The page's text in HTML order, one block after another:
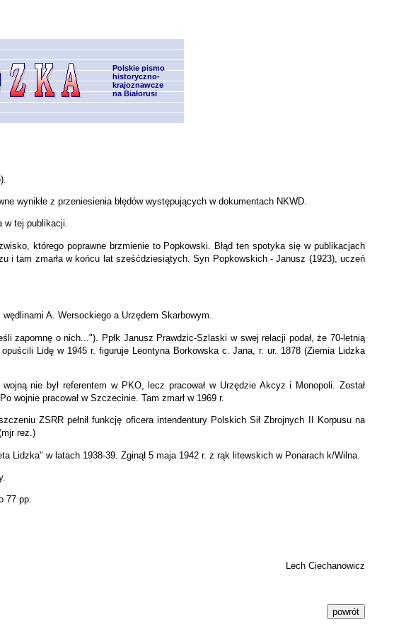
Polskie pismo
historyczno-
krajoznawcze
na Białorusi
wynikłe z przeniesienia błędów występujących w dokumentach NKWD.
w tej publikacji.
którego poprawne brzmienie to Popkowski. Błąd ten spotyka się w publikacjach
i tam zmarła w końcu lat sześćdziesiątych. Syn Popkowskich - Janusz (1923), uczeń
A. Wersockiego a Urzędem Skarbowym.
zapomnę o nich..."). Ppłk Janusz Prawdzic-Szlaski w swej relacji podał, że 70-letnią
Lidę w 1945 r. figuruje Leontyna Borkowska c. Jana, r. ur. 1878 (Ziemia Lidzka
nie był referentem w PKO, lecz pracował w Urzędzie Akcyz i Monopoli. Został
wojnie pracował w Szczecinie. Tam zmarł w 1969 r.
ZSRR pełnił funkcję oficera intendentury Polskich Sił Zbrojnych II Korpusu na
rez.)
w latach 1938-39. Zginął 5 maja 1942 r. z rąk litewskich w Ponarach k/Wilna.
77 pp.
Lech Ciechanowicz